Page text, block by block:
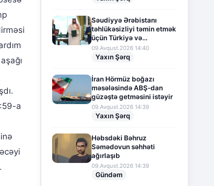
a
Səudiyyə Ərəbistanı
təhlükəsizliyi təmin etmək
üçün Türkiyə və
Pakistanla hərbi
əməkdaşlığı genişləndirir
09.Avqust.2026 14:40
Yaxın Şərq
İran Hörmüz boğazı
məsələsində ABŞ-dan
güzəştə getməsini istəyir
09.Avqust.2026 14:39
Yaxın Şərq
Həbsdəki Bəhruz
Səmədovun səhhəti
ağırlaşıb
09.Avqust.2026 14:39
Gündəm